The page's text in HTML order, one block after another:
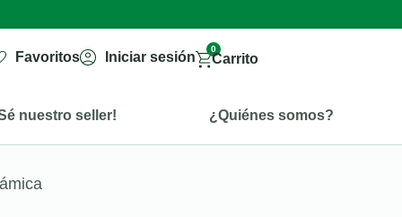
Favoritos Iniciar sesión
0
Carrito
nuestro seller! ¿Quiénes somos?